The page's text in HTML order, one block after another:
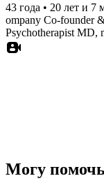
43 года • 20 лет и 7
ompany Co-founder
Psychotherapist MD,
Могу помочь